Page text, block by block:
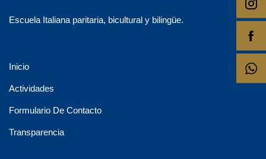
Escuela Italiana paritaria, bicultural y bilingüe.
Inicio
Actividades
Formulario De Contacto
Transparencia